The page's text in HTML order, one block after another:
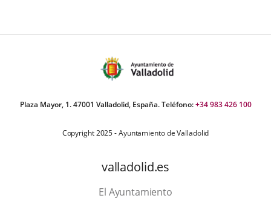
Plaza Mayor, 1. 47001 Valladolid, España. Teléfono:+34 983 426 100
Copyright 2025 - Ayuntamiento de Valladolid
valladolid.es
El Ayuntamiento